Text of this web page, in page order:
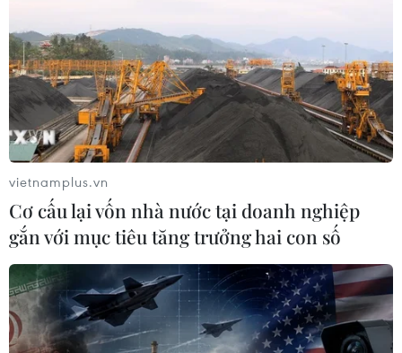
vietnamplus.vn
Cơ cấu lại vốn nhà nước tại doanh nghiệp
gắn với mục tiêu tăng trưởng hai con số